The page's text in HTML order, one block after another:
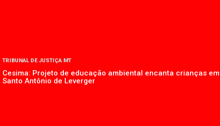
TRIBUNAL DE JUSTIÇA MT
Cesima: Projeto de educação ambiental encanta crianças em
Santo Antônio de Leverger